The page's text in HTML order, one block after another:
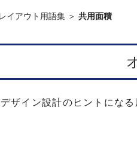
イアウト用語集 ＞ 共用面積
ザイン設計のヒントになる